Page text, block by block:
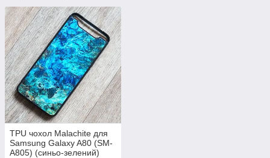
TPU чохол Malachite для
Samsung Galaxy A80 (SM-
A805) (синьо-зелений)